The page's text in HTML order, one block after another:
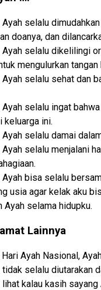
selalu
doanya, dan
selalu dikelilingi
mengulurkan
selalu sehat dan
selalu ingat
keluarga ini.
selalu damai
selalu menjalani
Ayah bisa selalu
usia agar kelak aku
Ayah selama hidupku.
Lainnya
Ayah Nasional,
tidak selalu diutarakan
kalau kasih